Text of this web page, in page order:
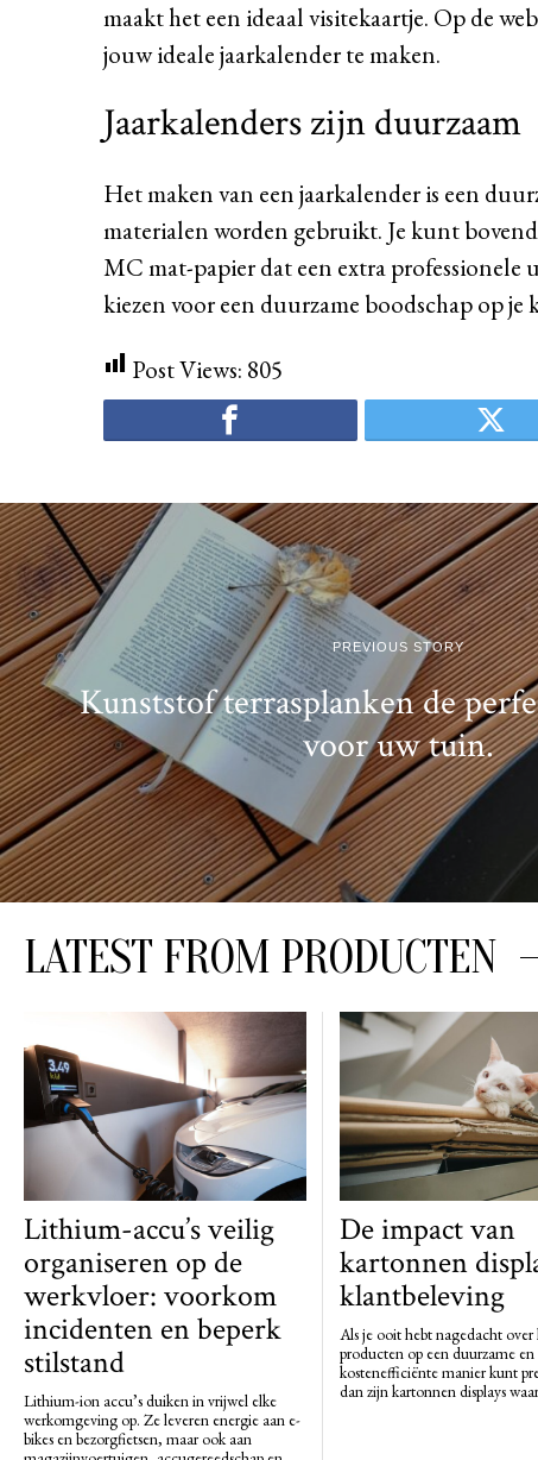
maakt het een ideaal visitekaartje. Op de
jouw ideale jaarkalender te maken.
Jaarkalenders zijn duurzaam
Het maken van een jaarkalender is een
materialen worden gebruikt. Je kunt
MC mat-papier dat een extra
kiezen voor een duurzame boodschap op je
Post Views: 805
PREVIOUS STORY
Kunststof terrasplanken de
voor uw tuin.
LATEST FROM PRODUCTEN
Lithium-accu’s veilig
organiseren op de
werkvloer: voorkom
incidenten en beperk
stilstand
Lithium-ion accu’s duiken in vrijwel elke
werkomgeving op. Ze leveren energie aan e-
bikes en bezorgfietsen, maar ook aan
De impact van
kartonnen
klantbeleving
Als je ooit hebt nagedacht over
producten op een duurzame en
kostenefficiënte manier kunt
dan zijn kartonnen displays